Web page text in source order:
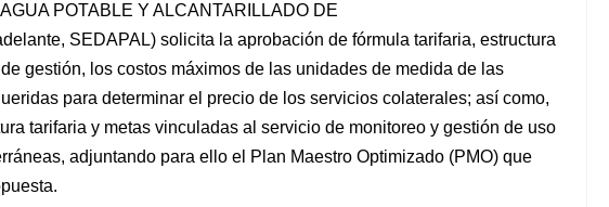
POTABLE Y ALCANTARILLADO DE
SEDAPAL) solicita la aprobación de fórmula tarifaria, estructura
gestión, los costos máximos de las unidades de medida de las
para determinar el precio de los servicios colaterales; así como,
tarifaria y metas vinculadas al servicio de monitoreo y gestión de uso
adjuntando para ello el Plan Maestro Optimizado (PMO) que